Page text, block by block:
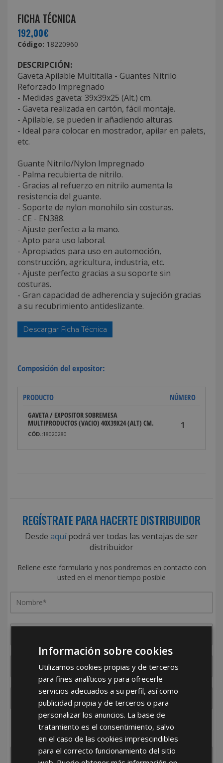
FICHA TÉCNICA
192,00€
Código: 18220960
DESCRIPCIÓN:
Gaveta Apilable Multitalla - Guantes Nitrilo
Reforzado Impregnado
- Medidas gaveta: 39x39x25 (Alt.) cm.
- Gaveta realizada en cartón, fácil montaje.
- Apilable, se pueden ir añadiendo alturas.
- Ideal para colocar en mostrador, apilar en palets,
etc.
Guante Nitrilo/Nylon Impregnado
- Palma recubierta de nitrilo.
- Gracias al refuerzo en nitrilo aumenta la
resistencia del guante.
- Soporte de nylon monohilo sin costuras.
- CE - EN388.
- Ajuste perfecto a la mano.
- Apto para uso laboral.
- Apropiados para uso en automoción,
construcción, agricultura, industria, etc.
- Ajuste perfecto gracias a su soporte sin
costuras.
- Gran capacidad de adherencia y sujeción gracias
a su recubrimiento antideslizante.
Descargar Ficha Técnica
Composición del expositor:
PRODUCTO NÚMERO
GAVETA / EXPOSITOR SOBREMESA
MULTIPRODUCTOS (VACIO) 40X39X24 (ALT) CM.
CÓD.:18020280
1
REGÍSTRATE PARA HACERTE DISTRIBUIDOR
Desde aquípodrá ver todas las ventajas de ser
distribuidor
Rellene este formulario y nos pondremos en contacto con
usted en el menor tiempo posible
¿De dónde es la empresa?
España
Portugal Otros
Información sobre cookies
Utilizamos cookies propias y de terceros
para fines analíticos y para ofrecerle
servicios adecuados a su perfil, así como
publicidad propia y de terceros o para
personalizar los anuncios. La base de
tratamiento es el consentimiento, salvo
en el caso de las cookies imprescindibles
para el correcto funcionamiento del sitio